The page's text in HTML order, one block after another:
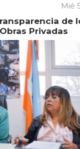
Mié
de
Privadas